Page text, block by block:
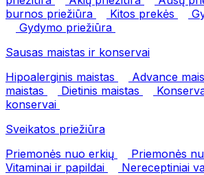
burnos priežiūra
Kitos prekės
Gydymo priežiūra
Sausas maistas ir konservai
Hipoalerginis maistas
Advance
maistas
Dietinis maistas
konservai
Sveikatos priežiūra
Priemonės nuo erkių
Priemonės
Vitaminai ir papildai
Nereceptiniai